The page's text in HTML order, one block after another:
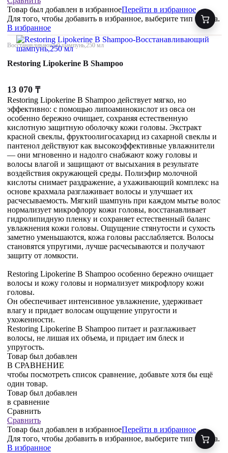
Товар был добавлен в избранноеПерейти в избранное
Для того, чтобы добавить в избранное, выберите тип товара.
В избранное
Восстанавливающий шампунь,250 мл
Restoring Lipokerine B Shampoo
13 070 ₸
Restoring Lipokerine B Shampoo действует мягко, но
эффективно: с помощью липоаминокислот из овса он
особенно бережно очищает, сохраняя естественную
кислотную защитную оболочку кожи головы. Экстракт
красной свеклы, фруктоолигосахарид из сахарной свеклы и
пантенол действуют как высокоэффективные увлажнители
— они мгновенно и надолго снабжают кожу головы и
волосы влагой и защищают от высыхания в результате
воздействия окружающей среды. Полиэфир молочной
кислоты снимает раздражение, а ухаживающий комплекс на
основе крахмала разглаживает волосы и улучшает их
расчесываемость. Мягкий шампунь при каждом мытье волос
нормализует микрофлору кожи головы, восстанавливает
гидролипидную пленку и сохраняет естественный баланс
увлажнения кожи головы. Ощущение стянутости и сухость
заметно уменьшаются, кожа головы расслабляется. Волосы
становятся упругими, лучше расчесываются и получают
защиту от ломкости.
Restoring Lipokerine B Shampoo особенно бережно очищает
волосы и кожу головы и нормализует микрофлору кожи
головы.
Он обеспечивает интенсивное увлажнение, удерживает
влагу и придает волосам ощущение упругости и
ухоженности.
Restoring Lipokerine B Shampoo питает и разглаживает
волосы, не лишая их объема, и придает им блеск и
упругость.
Товар был добавлен
В СРАВНЕНИЕ
чтобы посмотреть список сравнение, добавьте хотя бы ещё
один товар.
Товар был добавлен
в сравнение
Сравнить
Сравнить
Товар был добавлен в избранноеПерейти в избранное
Для того, чтобы добавить в избранное, выберите тип товара.
В избранное